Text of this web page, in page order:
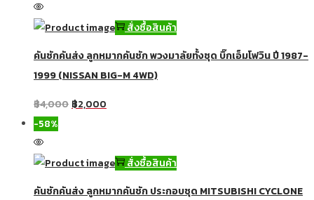
สั่งซื้อสินค้า
คันชักคันส่ง ลูกหมากคันชัก พวงมาลัยทั้งชุด บิ๊กเอ็มโฟวิน ปี 1987-
1999 (NISSAN BIG-M 4WD)
฿4,000฿2,000
-58%
สั่งซื้อสินค้า
คันชักคันส่ง ลูกหมากคันชัก ประกอบชุด MITSUBISHI CYCLONE